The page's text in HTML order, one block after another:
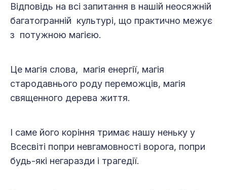
Відповідь на всі запитання в нашій неосяжній
багатогранній культурі, що практично межує
з потужною магією.
Це магія слова, магія енергії, магія
стародавнього роду переможців, магія
священного дерева життя.
І саме його коріння тримає нашу неньку у
Всесвіті попри невгамовності ворога, попри
будь-які негаразди і трагедії.